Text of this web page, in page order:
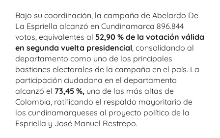
Bajo su coordinación, la campaña de Abelardo De
La Espriella alcanzó en Cundinamarca 896.844
votos, equivalentes al 52,90 % de la votación válida
en segunda vuelta presidencial , consolidando al
departamento como uno de los principales
bastiones electorales de la campaña en el país. La
participación ciudadana en el departamento
alcanzó el 73,45 %, una de las más altas de
Colombia, ratificando el respaldo mayoritario de
los cundinamarqueses al proyecto político de la
Espriella y José Manuel Restrepo.